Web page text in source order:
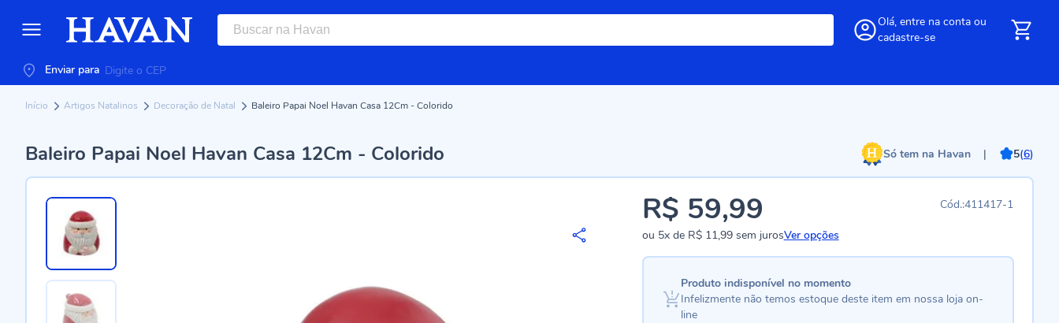
Olá, entre na conta ou
cadastre-se
Enviar para
Início Artigos Natalinos Decoração de Natal Baleiro Papai Noel Havan Casa 12Cm - Colorido
Baleiro Papai Noel Havan Casa 12Cm - Colorido Só tem na Havan | 5(6)
411417-1
R$ 59,99
ou 5xde R$ 11,99sem jurosVer opções
Produto indisponível no momento
Infelizmente não temos estoque deste item em nossa loja on-
line